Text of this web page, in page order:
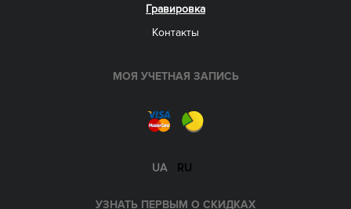
Гравировка
Контакты
МОЯ УЧЕТНАЯ ЗАПИСЬ
UA RU
УЗНАТЬ ПЕРВЫМ О СКИДКАХ